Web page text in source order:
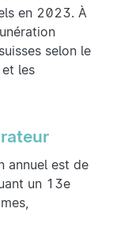
en 2023. À
selon le
les
annuel est de
un 13e